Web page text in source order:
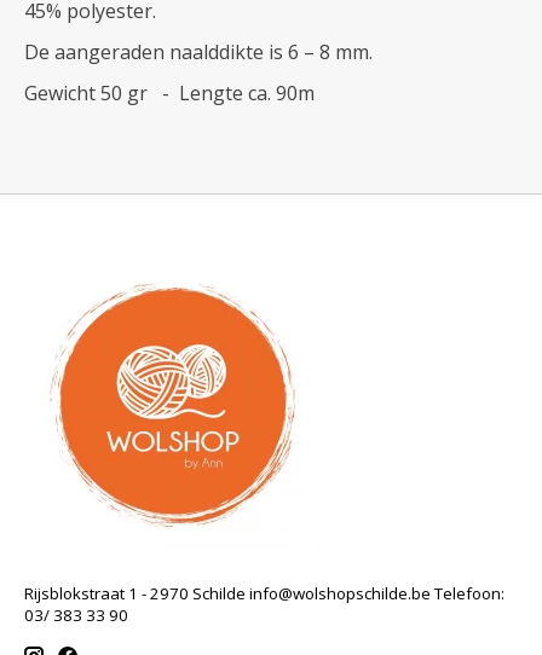
45% polyester.
De aangeraden naalddikte is 6 – 8 mm.
Gewicht 50 gr - Lengte ca. 90m
Rijsblokstraat 1 - 2970 Schilde info@wolshopschilde.beTelefoon:
03/ 383 33 90